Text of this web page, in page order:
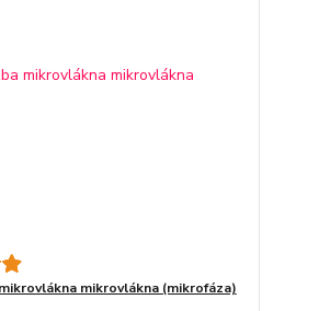
mikrovlákna (mikrofáza)